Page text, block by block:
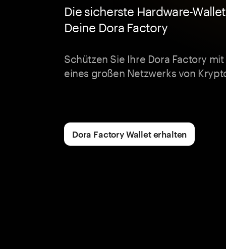
Die sicherste Hardware-
Deine Dora Factory
Schützen Sie Ihre Dora Factory
eines großen Netzwerks von
Dora Factory Wallet erhalten